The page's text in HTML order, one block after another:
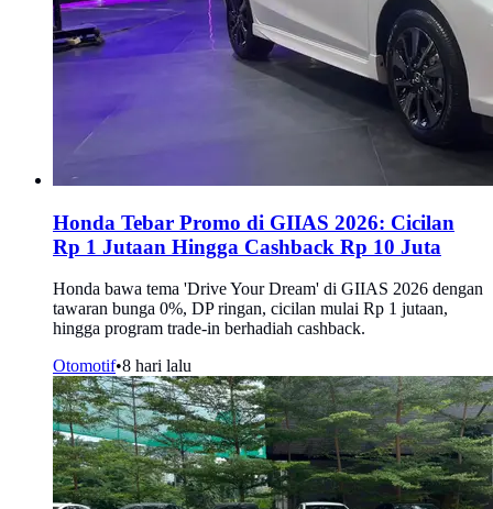
Honda Tebar Promo di GIIAS 2026: Cicilan
Rp 1 Jutaan Hingga Cashback Rp 10 Juta
Honda bawa tema 'Drive Your Dream' di GIIAS 2026 dengan
tawaran bunga 0%, DP ringan, cicilan mulai Rp 1 jutaan,
hingga program trade-in berhadiah cashback.
Otomotif•8 hari lalu